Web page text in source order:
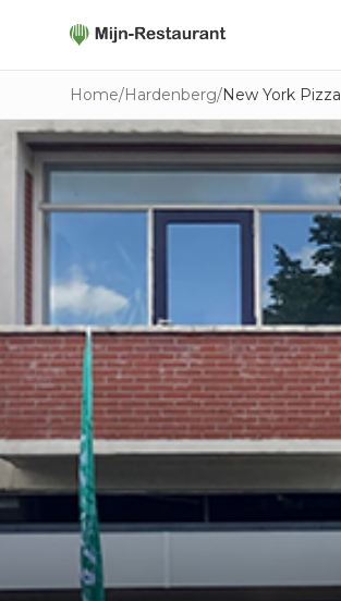
Home/Hardenberg/New York Pizza